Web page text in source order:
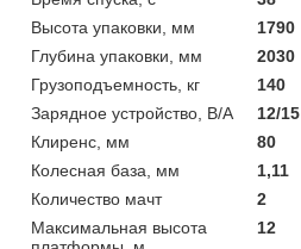
Высота упаковки, мм
1790
Глубина упаковки, мм
2030
Грузоподъемность, кг
140
Зарядное устройство, В/А
12/15
Клиренс, мм
80
Колесная база, мм
1,11
Количество мачт
2
Максимальная высота
12